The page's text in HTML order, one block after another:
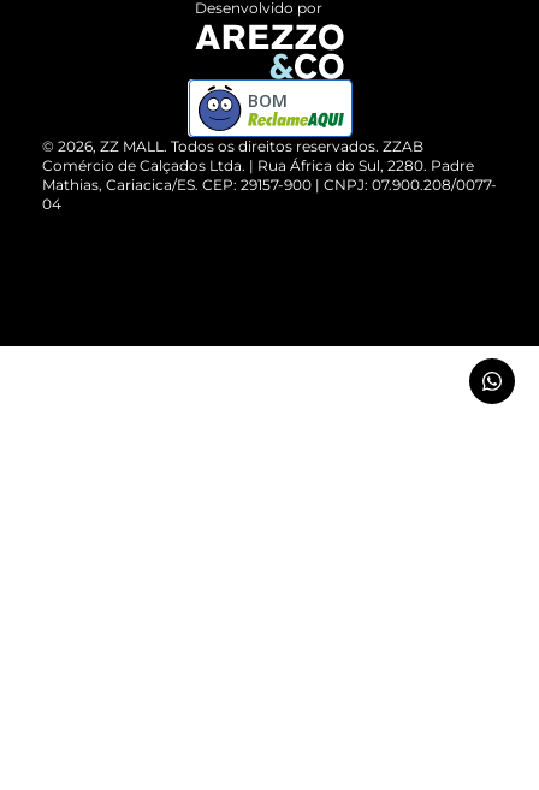
ZZ MALL é confiável
Cartão Presente
Vendas Corporativas
Devolução do Produto
Compre pelo WhatsApp
© 2026, ZZ MALL. Todos os direitos reservados. ZZAB
Comércio de Calçados Ltda. | Rua África do Sul, 2280. Padre
Mathias, Cariacica/ES. CEP: 29157-900 | CNPJ: 07.900.208/0077-
04
Desenvolvido por
BOM